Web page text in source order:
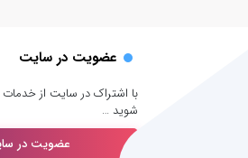
عضویت در سایت
با اشتراک در سایت از خدمات
شوید …
عضویت در